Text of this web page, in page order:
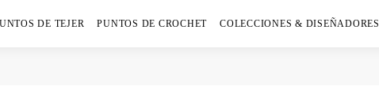
DE TEJER PUNTOS DE CROCHET COLECCIONES & DISEÑADORES